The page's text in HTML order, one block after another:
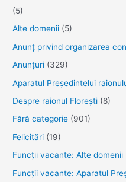
(5)
Alte domenii (5)
Anunţ privind organizarea
Anunţuri (329)
Aparatul Preşedintelui
Despre raionul Floreşti (8)
Fără categorie (901)
Felicitări (19)
Funcţii vacante: Alte domenii
Funcții vacante: Aparatul